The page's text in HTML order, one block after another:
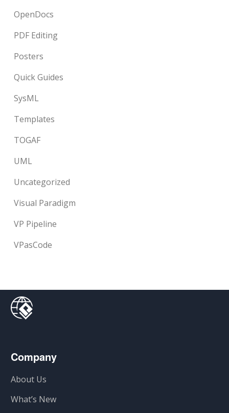
OpenDocs
PDF Editing
Posters
Quick Guides
SysML
Templates
TOGAF
UML
Uncategorized
Visual Paradigm
VP Pipeline
VPasCode
Company
About Us
What’s New